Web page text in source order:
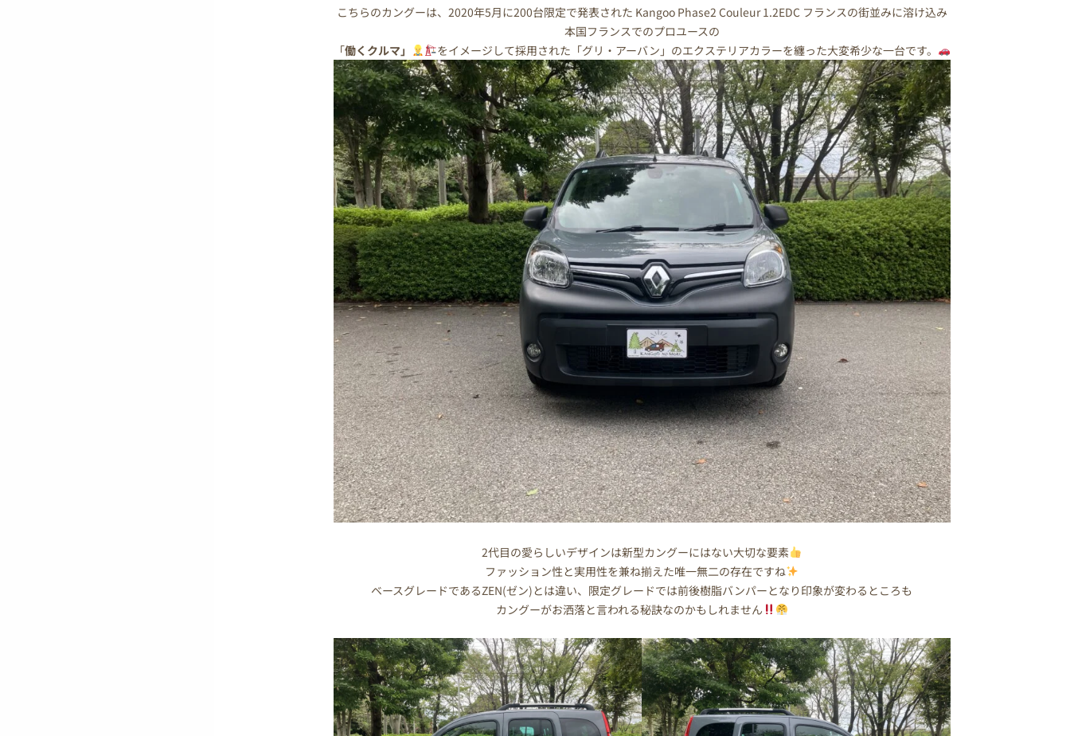
こちらのカングーは、2020年5月に200台限定で発表された Kangoo Phase2 Couleur 1.2EDC フランスの街並みに溶け込み
本国フランスでのプロユースの
「働くクルマ」 をイメージして採用された「グリ・アーバン」のエクステリアカラーを纏った大変希少な一台です。
2代目の愛らしいデザインは新型カングーにはない大切な要素
ファッション性と実用性を兼ね揃えた唯一無二の存在ですね
ベースグレードであるZEN(ゼン)とは違い、限定グレードでは前後樹脂バンパーとなり印象が変わるところも
カングーがお洒落と言われる秘訣なのかもしれません